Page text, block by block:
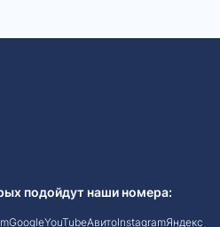
подойдут наши номера:
GoogleYouTubeАвитоInstagramЯндекс